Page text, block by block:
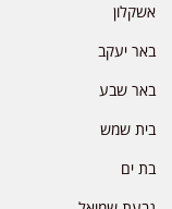
אשקלון
באר יעקב
באר שבע
בית שמש
בת ים